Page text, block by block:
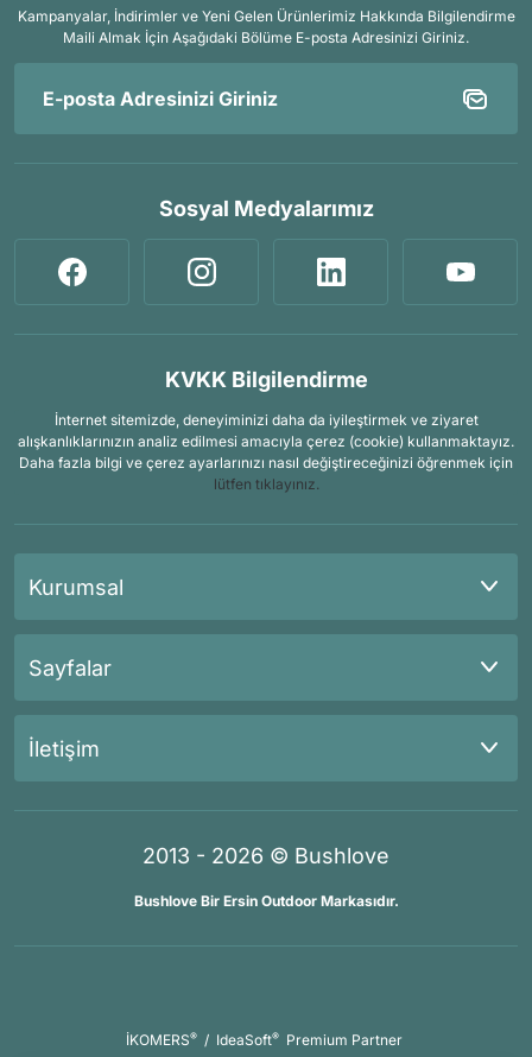
Kampanyalar, İndirimler ve Yeni Gelen Ürünlerimiz Hakkında Bilgilendirme
Maili Almak İçin Aşağıdaki Bölüme E-posta Adresinizi Giriniz.
Sosyal Medyalarımız
KVKK Bilgilendirme
İnternet sitemizde, deneyiminizi daha da iyileştirmek ve ziyaret
alışkanlıklarınızın analiz edilmesi amacıyla çerez (cookie) kullanmaktayız.
Daha fazla bilgi ve çerez ayarlarınızı nasıl değiştireceğinizi öğrenmek için
lütfen tıklayınız.
Kurumsal
Sayfalar
İletişim
2013 - 2026 © Bushlove
Bushlove Bir Ersin Outdoor Markasıdır.
İKOMERS® / IdeaSoft® Premium Partner